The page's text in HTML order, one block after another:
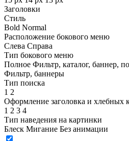
Заголовки
Стиль
Bold Normal
Расположение бокового меню
Слева Справа
Тип бокового меню
Полное Фильтр, каталог, баннер,
Фильтр, баннеры
Тип поиска
1 2
Оформление заголовка и хлебных
1 2 3 4
Тип наведения на картинки
Блеск Мигание Без анимации